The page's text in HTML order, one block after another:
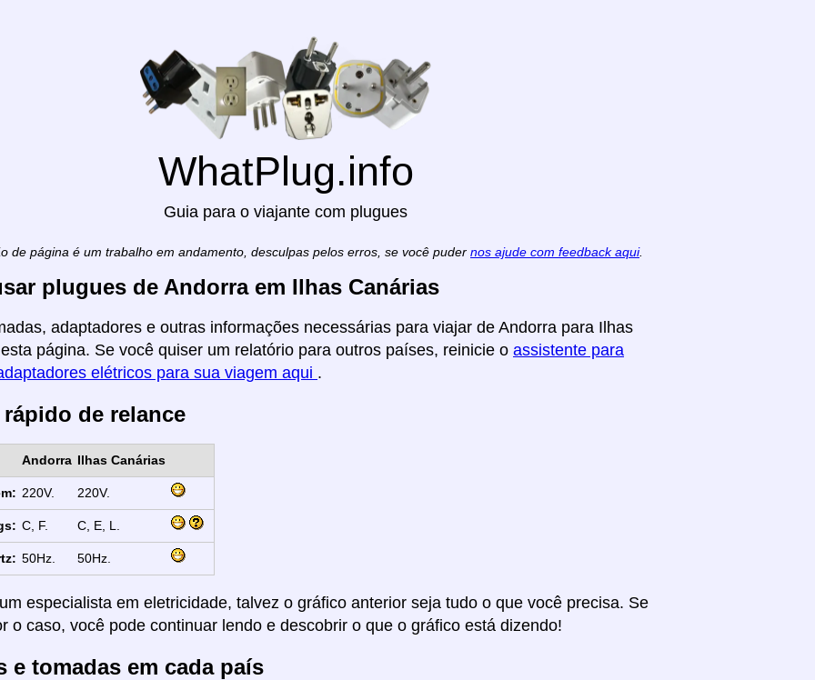
WhatPlug.info
Guia para o viajante com plugues
de página é um trabalho em andamento, desculpas pelos erros, se você puder nos ajude com feedback aqui.
plugues de Andorra em Ilhas Canárias
adaptadores e outras informações necessárias para viajar de Andorra para Ilhas
página. Se você quiser um relatório para outros países, reinicie o assistente para
elétricos para sua viagem aqui .
de relance
Andorra Ilhas Canárias
220V. 220V.
C, F. C, E, L.
50Hz. 50Hz.
especialista em eletricidade, talvez o gráfico anterior seja tudo o que você precisa. Se
o caso, você pode continuar lendo e descobrir o que o gráfico está dizendo!
e tomadas em cada país